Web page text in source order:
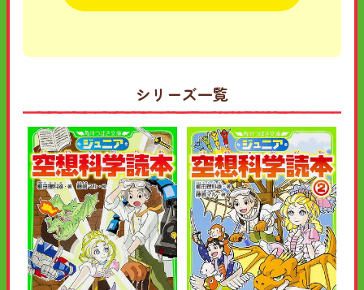
シリーズ一覧